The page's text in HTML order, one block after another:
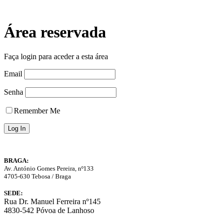
content
Área reservada
Faça login para aceder a esta área
Email
Senha
Remember Me
BRAGA:
Av. António Gomes Pereira, nº133
4705-630 Tebosa / Braga
SEDE:
Rua Dr. Manuel Ferreira nº145
4830-542 Póvoa de Lanhoso